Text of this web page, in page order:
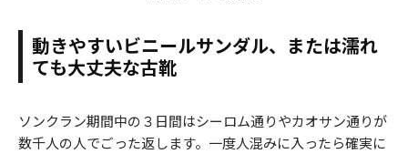
動きやすいビニールサンダル、または濡れ
ても大丈夫な古靴
ソンクラン期間中の３日間はシーロム通りやカオサン通りが
数千人の人でごった返します。一度人混みに入ったら確実に